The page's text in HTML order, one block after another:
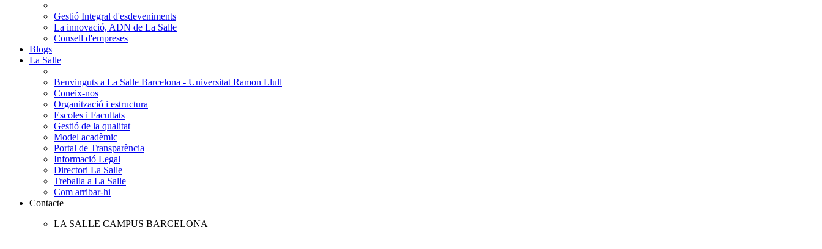
Gestió Integral d'esdeveniments
La innovació, ADN de La Salle
Consell d'empreses
Blogs
La Salle
Benvinguts a La Salle Barcelona - Universitat Ramon Llull
Coneix-nos
Organització i estructura
Escoles i Facultats
Gestió de la qualitat
Model acadèmic
Portal de Transparència
Informació Legal
Directori La Salle
Treballa a La Salle
Com arribar-hi
Contacte
LA SALLE CAMPUS BARCELONA